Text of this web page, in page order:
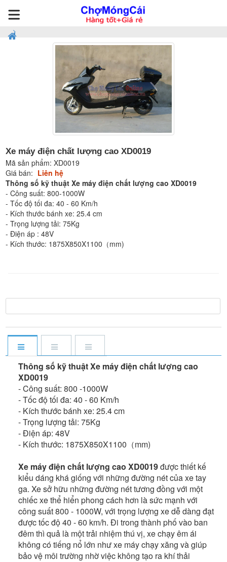
Xe máy điện chất lượng cao XD0019
Mã sản phẩm:XD0019
Giá bán: Liên hệ
Thông số kỹ thuật Xe máy điện chất lượng cao XD0019
- Công suất: 800-1000W
- Tốc độ tối đa: 40 - 60 Km/h
- Kích thước bánh xe: 25.4 cm
- Trọng lượng tải: 75Kg
- Điện áp : 48V
- Kích thước: 1875X850X1100（mm)
Thông số kỹ thuật Xe máy điện chất lượng cao
XD0019
- Công suất: 800 -1000W
- Tốc độ tối đa: 40 - 60 Km/h
- Kích thước bánh xe: 25.4 cm
- Trọng lượng tải: 75Kg
- Điện áp: 48V
- Kích thước: 1875X850X1100（mm)
Xe máy điện chất lượng cao XD0019được thiết kế
kiểu dáng khá giống với những đường nét của xe tay
ga. Xe sở hữu những đường nét tương đồng với một
chiếc xe thể hiển phong cách hơn là sức mạnh với
công suất 800 - 1000W, với trọng lượng xe dễ dàng đạt
được tốc độ 40 - 60 km/h. Đi trong thành phố vào ban
đêm thì quả là một trải nhiệm thú vị, xe chạy êm ái
không có tiếng nổ lớn như xe máy chạy xăng và giúp
bảo vệ môi trường nhờ việc không tạo ra khí thải